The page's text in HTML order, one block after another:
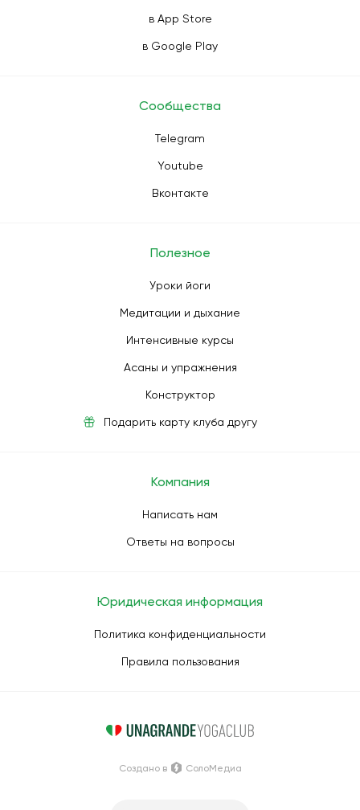
в App Store
в Google Play
Сообщества
Telegram
Youtube
Вконтакте
Полезное
Уроки йоги
Медитации и дыхание
Интенсивные курсы
Асаны и упражнения
Конструктор
Подарить карту клуба другу
Компания
Написать нам
Ответы на вопросы
Юридическая информация
Политика конфиденциальности
Правила пользования
Создано в СолоМедиа